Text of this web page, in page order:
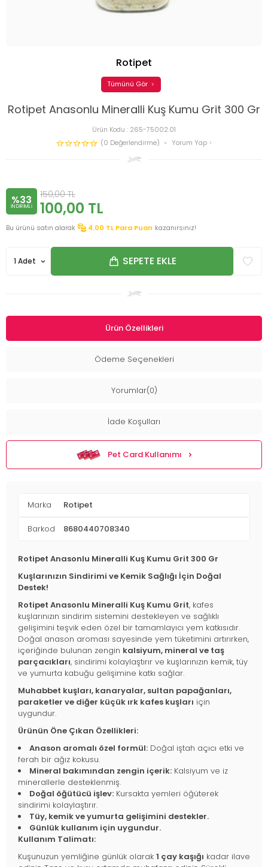
Rotipet Anasonlu Mineralli Kuş Kumu Grit 300 Gr
Ürün Kodu : 265-75002.01
(0 Değerlendirme)
Yorum Yap
Rotipet
Tümünü Gör
%33
INDIRIMLI
150,00TL
100,00 TL
Bu ürünü satın alarak 4.00 TL Para Puan kazanırsınız!
SEPETE EKLE
Ürün Özellikleri
Ödeme Seçenekleri
Yorumlar(0)
İade Koşulları
Pet Card Kullanımı
Marka Rotipet
Barkod 8680440708340
Rotipet Anasonlu Mineralli Kuş Kumu Grit 300 Gr
Kuşlarınızın Sindirimi ve Kemik Sağlığı İçin Doğal
Destek!
Rotipet Anasonlu Mineralli Kuş Kumu Grit, kafes
kuşlarınızın sindirim sistemini destekleyen ve sağlıklı
gelişimini teşvik eden özel bir tamamlayıcı yem katkısıdır.
Doğal anason aroması sayesinde yem tüketimini artırırken,
içeriğinde bulunan zengin kalsiyum, mineral ve taş
parçacıkları, sindirimi kolaylaştırır ve kuşlarınızın kemik, tüy
ve yumurta kabuğu gelişimine katkı sağlar.
Muhabbet kuşları, kanaryalar, sultan papağanları,
paraketler ve diğer küçük ırk kafes kuşları için
uygundur.
Ürünün Öne Çıkan Özellikleri:
Anason aromalı özel formül: Doğal iştah açıcı etki ve
ferah bir ağız kokusu.
Mineral bakımından zengin içerik: Kalsiyum ve iz
minerallerle desteklenmiş.
Doğal öğütücü işlev: Kursakta yemleri öğüterek
sindirimi kolaylaştırır.
Tüy, kemik ve yumurta gelişimini destekler.
Günlük kullanım için uygundur.
Kullanım Talimatı:
Kuşunuzun yemliğine günlük olarak 1 çay kaşığı kadar ilave